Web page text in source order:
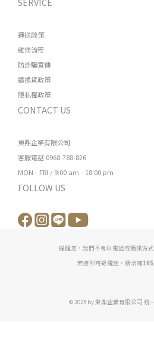
運送政策
維修流程
防詐騙宣傳
退換貨政策
隱私權政策
CONTACT US
東鼎企業有限公司
客服電話 0968-788-826
MON - FRI / 9:00 am - 18:00 pm
FOLLOW US
提醒您，我們不會以電話或簡訊方
若接到可疑電話，請洽詢165
© 2025 by 東鼎企業有限公司 統